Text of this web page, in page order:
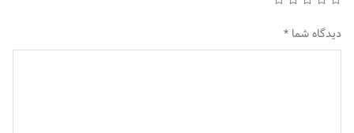
دیدگاه شما *